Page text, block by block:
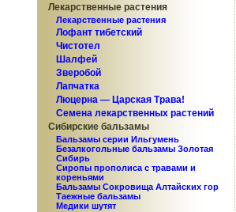
Лекарственные растения
Лекарственные растения
Лофант тибетский
Чистотел
Шалфей
Зверобой
Лапчатка
Люцерна — Царская Трава!
Семена лекарственных растений
Сибирские бальзамы
Бальзамы серии Ильгумень
Безалкогольные бальзамы Золотая
Сибирь
Сиропы прополиса с травами и
кореньями
Бальзамы Сокровища Алтайских гор
Таежные бальзамы
Медики шутят